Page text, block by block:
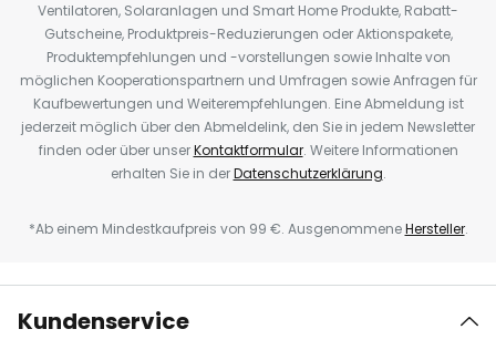
Ventilatoren, Solaranlagen und Smart Home Produkte, Rabatt-
Gutscheine, Produktpreis-Reduzierungen oder Aktionspakete,
Produktempfehlungen und -vorstellungen sowie Inhalte von
möglichen Kooperationspartnern und Umfragen sowie Anfragen für
Kaufbewertungen und Weiterempfehlungen. Eine Abmeldung ist
jederzeit möglich über den Abmeldelink, den Sie in jedem Newsletter
finden oder über unserKontaktformular. Weitere Informationen
erhalten Sie in derDatenschutzerklärung.
*Ab einem Mindestkaufpreis von 99 €. AusgenommeneHersteller.
Kundenservice